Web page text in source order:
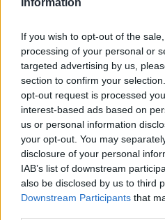
Information
If you wish to opt-out of the
processing of your personal or
targeted advertising by us,
section to confirm your
opt-out request is processed
interest-based ads based on
us or personal information
your opt-out. You may
disclosure of your personal
IAB’s list of downstream
also be disclosed by us to third
Downstream Participants that
helyfoglalás érkezési
AMozisziget
években készült
koreai, német, finn,
szlovák, ukrán, japán,
filmek szerepelnek,
nyelven, magyar
A programban szerepel
dans les Cévennes) című